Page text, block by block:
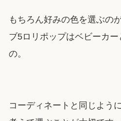
もちろん好みの色を選ぶの
ブ5ロリポップはベビーカ
の。
コーディネートと同じように